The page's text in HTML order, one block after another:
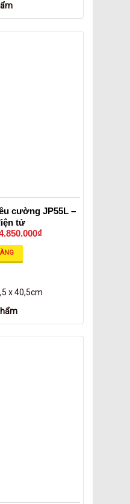
cường JP55L –
tử
₫
x 40,5cm